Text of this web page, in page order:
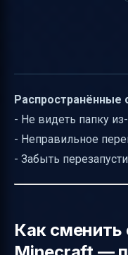
Распространённые
- Не видеть папку
- Неправильное
- Забыть
Как сменить